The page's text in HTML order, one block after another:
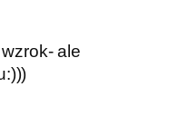
ale